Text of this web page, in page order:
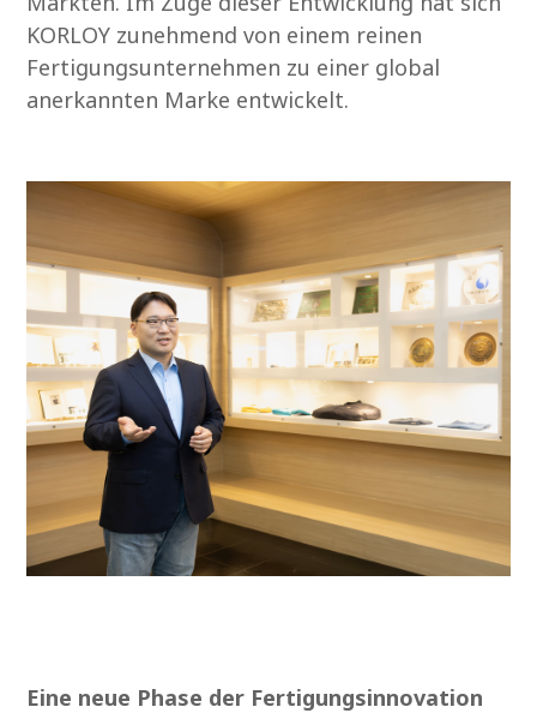
KORLOY zunehmend von einem reinen
Fertigungsunternehmen zu einer global
anerkannten Marke entwickelt.
Eine neue Phase der Fertigungsinnovation